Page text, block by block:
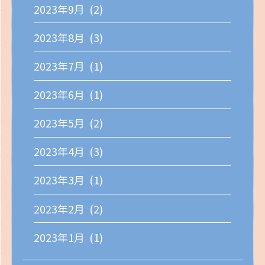
2023年9月 (2)
2023年8月 (3)
2023年7月 (1)
2023年6月 (1)
2023年5月 (2)
2023年4月 (3)
2023年3月 (1)
2023年2月 (2)
2023年1月 (1)